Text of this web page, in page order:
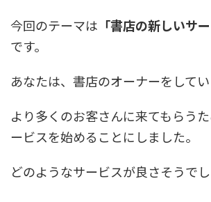
今回のテーマは 「書店の新しいサ
です。
あなたは、書店のオーナーをしてい
より多くのお客さんに来てもらう
ービスを始めることにしました。
どのようなサービスが良さそうでし